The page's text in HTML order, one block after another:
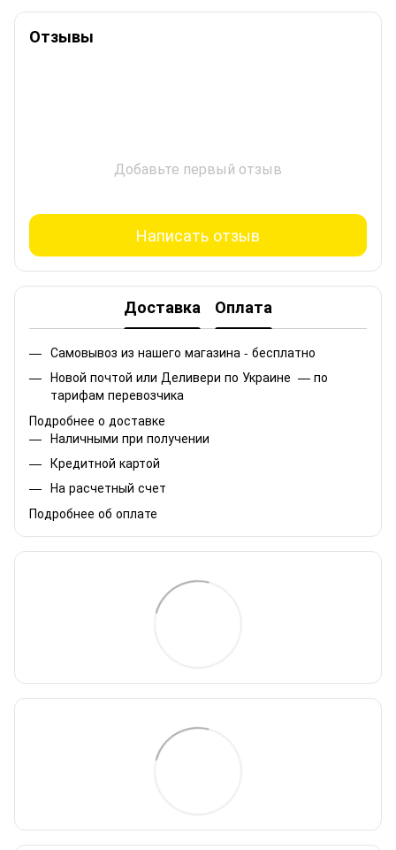
Отзывы
Добавьте первый отзыв
Написать отзыв
Доставка Оплата
Самовывоз из нашего магазина - бесплатно
Новой почтой или Деливери по Украине — по
тарифам перевозчика
Подробнее о доставке
Наличными при получении
Кредитной картой
На расчетный счет
Подробнее об оплате